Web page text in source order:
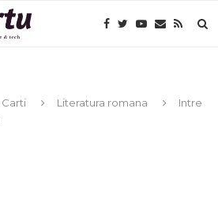
Carti Literatura romana
Intre